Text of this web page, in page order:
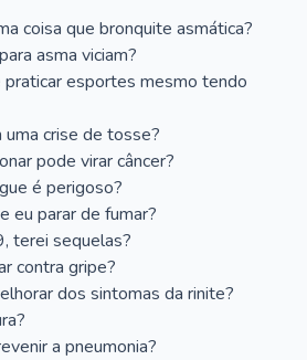
coisa que bronquite asmática?
asma viciam?
esportes mesmo tendo
uma crise de tosse?
pode virar câncer?
é perigoso?
eu parar de fumar?
terei sequelas?
contra gripe?
dos sintomas da rinite?
a pneumonia?